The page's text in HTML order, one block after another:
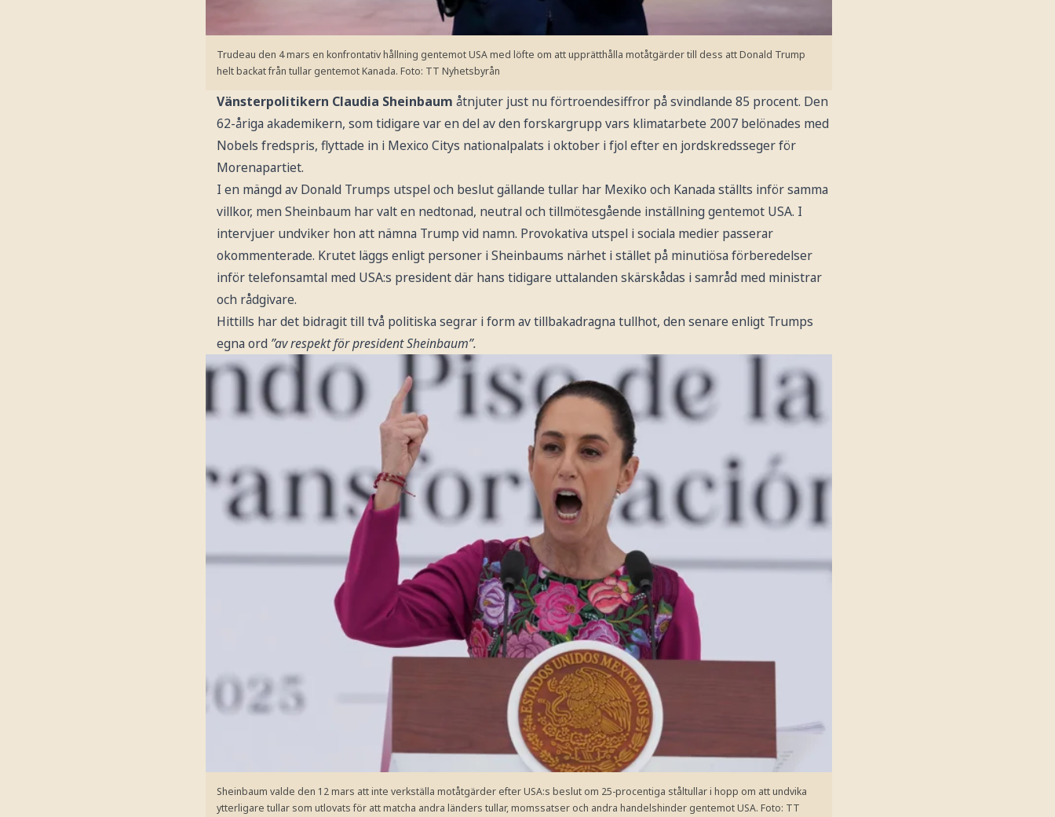
Trudeau den 4 mars en konfrontativ hållning gentemot USA med löfte om att upprätthålla motåtgärder till dess att Donald Trump
helt backat från tullar gentemot Kanada. Foto: TT Nyhetsbyrån
Vänsterpolitikern Claudia Sheinbaum åtnjuter just nu förtroendesiffror på svindlande 85 procent. Den
62-åriga akademikern, som tidigare var en del av den forskargrupp vars klimatarbete 2007 belönades med
Nobels fredspris, flyttade in i Mexico Citys nationalpalats i oktober i fjol efter en jordskredsseger för
Morenapartiet.
I en mängd av Donald Trumps utspel och beslut gällande tullar har Mexiko och Kanada ställts inför samma
villkor, men Sheinbaum har valt en nedtonad, neutral och tillmötesgående inställning gentemot USA. I
intervjuer undviker hon att nämna Trump vid namn. Provokativa utspel i sociala medier passerar
okommenterade. Krutet läggs enligt personer i Sheinbaums närhet i stället på minutiösa förberedelser
inför telefonsamtal med USA:s president där hans tidigare uttalanden skärskådas i samråd med ministrar
och rådgivare.
Hittills har det bidragit till två politiska segrar i form av tillbakadragna tullhot, den senare enligt Trumps
egna ord ”av respekt för president Sheinbaum”.
Sheinbaum valde den 12 mars att inte verkställa motåtgärder efter USA:s beslut om 25-procentiga ståltullar i hopp om att undvika
ytterligare tullar som utlovats för att matcha andra länders tullar, momssatser och andra handelshinder gentemot USA. Foto: TT